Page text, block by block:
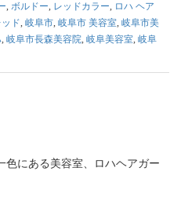
, ボルドー, レッドカラー, ロハ ヘア
ド, 岐阜市, 岐阜市 美容室, 岐阜市美
, 岐阜市長森美容院, 岐阜美容室, 岐阜
色にある美容室、ロハヘアガー